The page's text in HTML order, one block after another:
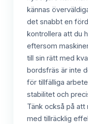
kännas
det snabbt en
kontrollera att du
eftersom
till sin rätt med
bordsfräs är inte
för tillfälliga
stabilitet och
Tänk också på
med tillräcklig